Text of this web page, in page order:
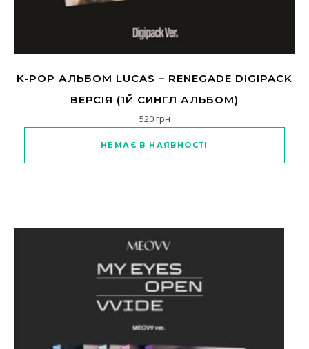
K-POP АЛЬБОМ LUCAS – RENEGADE DIGIPACK
ВЕРСІЯ (1Й СИНГЛ АЛЬБОМ)
520грн
НЕМАЄ В НАЯВНОСТІ